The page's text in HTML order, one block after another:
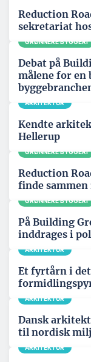
Reduction
sekretariat
GRØNNERE BYGGERI
Debat på
målene for
ARKITEKTUR
Kendte
Hellerup
GRØNNERE BYGGERI
Reduction
finde
GRØNNERE BYGGERI
På Building
inddrages i
ARKITEKTUR
Et fyrtårn i
ARKITEKTUR
Dansk
til nordisk
ARKITEKTUR